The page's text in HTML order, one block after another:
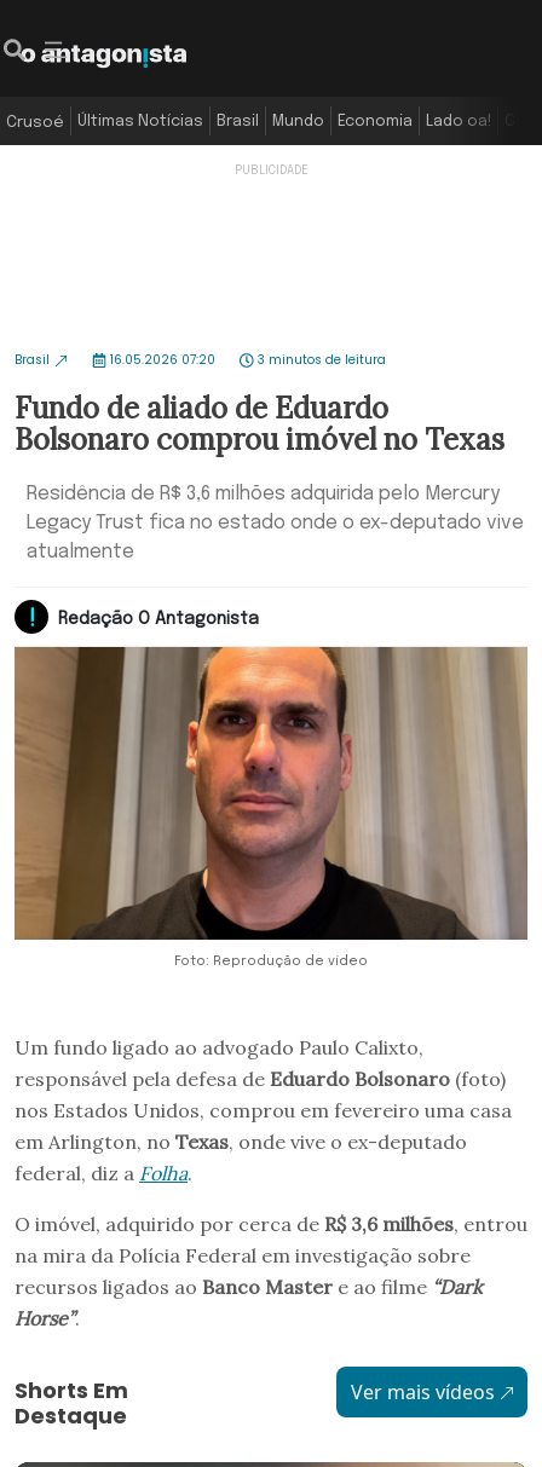
Crusoé Últimas Notícias Brasil Mundo Economia Lado oa!
Brasil 16.05.2026 07:20 3 minutos de leitura
Fundo de aliado de Eduardo
Bolsonaro comprou imóvel no Texas
Residência de R$ 3,6 milhões adquirida pelo Mercury
Legacy Trust fica no estado onde o ex-deputado vive
atualmente
Redação O Antagonista
Foto: Reprodução de vídeo
Um fundo ligado ao advogado Paulo Calixto,
responsável pela defesa de Eduardo Bolsonaro (foto)
nos Estados Unidos, comprou em fevereiro uma casa
em Arlington, no Texas, onde vive o ex-deputado
federal, diz a Folha.
O imóvel, adquirido por cerca de R$ 3,6 milhões, entrou
na mira da Polícia Federal em investigação sobre
recursos ligados ao Banco Master e ao filme “Dark
Horse”.
Shorts Em
Destaque
Ver mais vídeos